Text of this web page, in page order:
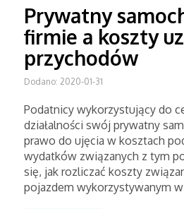
Prywatny
firmie a koszty
przychodów
Dodano: 2020-01-31
Podatnicy wykorzystujący do
działalności swój prywatny
prawo do ujęcia w kosztach
wydatków związanych z tym
się, jak rozliczać koszty
pojazdem wykorzystywanym